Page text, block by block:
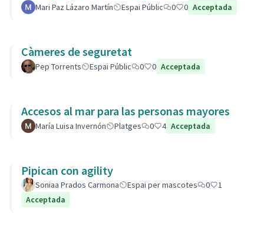
Mari Paz Lázaro Martín Espai Públic 0 0 Acceptada
Càmeres de seguretat
Pep Torrents Espai Públic 0 0 Acceptada
Accesos al mar para las personas mayores
María Luisa Invernón Platges 0 4 Acceptada
Pipican con agility
Soniaa Prados Carmona Espai per mascotes 0
1
Acceptada